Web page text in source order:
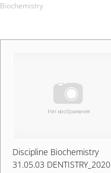
Biochemistry
Discipline Biochemistry
31.05.03 DENTISTRY_2020